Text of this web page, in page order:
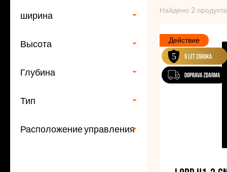
ширина
Высота
Глубина
Тип
Расположение управления
безупречно
Найдено 2 продукта
Действие